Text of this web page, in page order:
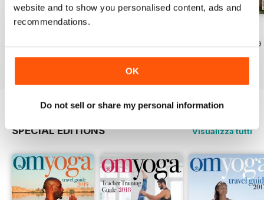
website and to show you personalised content, ads and
recommendations.
OK
Do not sell or share my personal information
Vista|Al carrello
Vista|Al carrello
€3,49
Vista|Al carrello
SPECIAL EDITIONS Visualizza tutti